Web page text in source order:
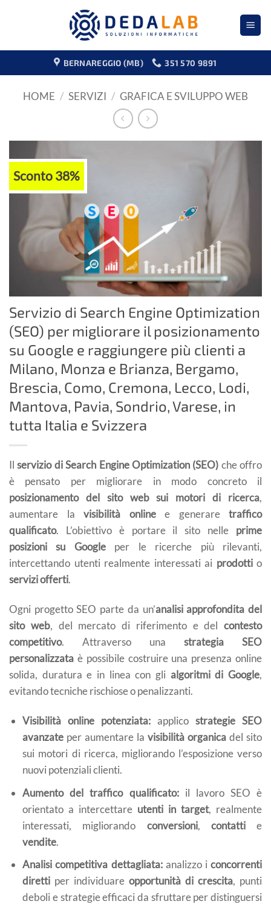
BERNAREGGIO (MB) 351 570 9891
HOME / SERVIZI / GRAFICA E SVILUPPO WEB
Sconto 38%
Servizio di Search Engine Optimization
(SEO) per migliorare il posizionamento
su Google e raggiungere più clienti a
Milano, Monza e Brianza, Bergamo,
Brescia, Como, Cremona, Lecco, Lodi,
Mantova, Pavia, Sondrio, Varese, in
tutta Italia e Svizzera
Ilservizio di Search Engine Optimization (SEO) che offro
è pensato per migliorare in modo concreto il
posizionamento del sito web sui motori di ricerca,
aumentare la visibilità onlinee generare traffico
qualificato. L’obiettivo è portare il sito nelle prime
posizioni su Googleper le ricerche più rilevanti,
intercettando utenti realmente interessati ai prodottio
servizi offerti.
Ogni progetto SEO parte da un’analisi approfondita del
sito web, del mercato di riferimento e del contesto
competitivo. Attraverso una strategia SEO
personalizzata è possibile costruire una presenza online
solida, duratura e in linea con gli algoritmi di Google,
evitando tecniche rischiose o penalizzanti.
Visibilità online potenziata: applicostrategie SEO
avanzate per aumentare lavisibilità organica del sito
sui motori di ricerca, migliorando l’esposizione verso
nuovi potenziali clienti.
Aumento del traffico qualificato:il lavoro SEO è
orientato a intercettare utenti in target, realmente
interessati, migliorando conversioni, contattie
vendite.
Analisi competitiva dettagliata:analizzo iconcorrenti
diretti per individuareopportunità di crescita, punti
deboli e strategie efficaci da sfruttare per distinguersi